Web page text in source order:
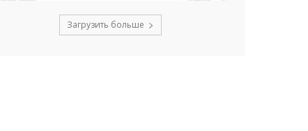
Загрузить больше